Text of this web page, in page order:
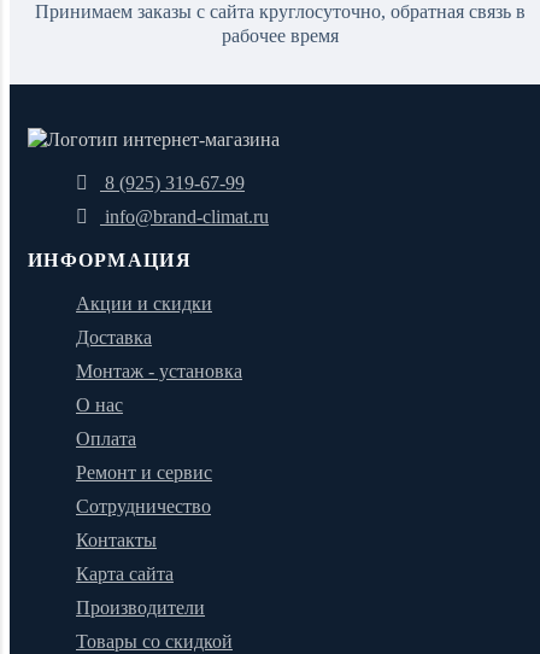
Принимаем заказы с сайта круглосуточно, обратная связь в
рабочее время
8 (925) 319-67-99
info@brand-climat.ru
ИНФОРМАЦИЯ
Акции и скидки
Доставка
Монтаж - установка
О нас
Оплата
Ремонт и сервис
Сотрудничество
Контакты
Карта сайта
Производители
Товары со скидкой